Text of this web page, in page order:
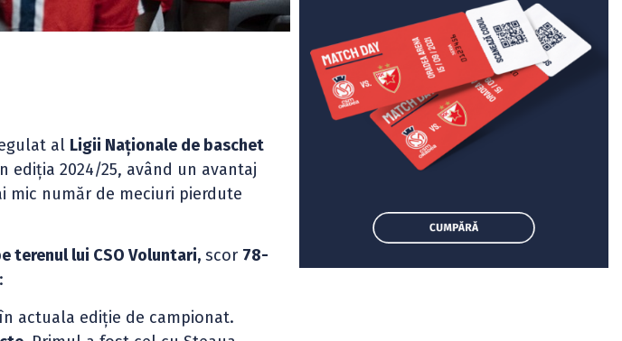
al Ligii Naționale de baschet
ediția 2024/25, având un avantaj
mic număr de meciuri pierdute
terenul lui CSO Voluntari, scor 78-
actuala ediție de campionat.